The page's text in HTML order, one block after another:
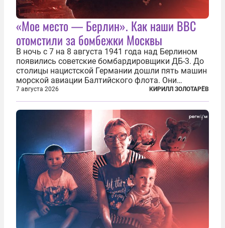
«Мое место — Берлин». Как наши ВВС
отомстили за бомбежки Москвы
В ночь с 7 на 8 августа 1941 года над Берлином
появились советские бомбардировщики ДБ-3. До
столицы нацистской Германии дошли пять машин
морской авиации Балтийского флота. Они
сбросили бомбы на город, который в тот момент
жил в полной уверенности, что война идет где-то
далеко на востоке, Красная...
7 августа 2026 КИРИЛЛ ЗОЛОТАРЁВ